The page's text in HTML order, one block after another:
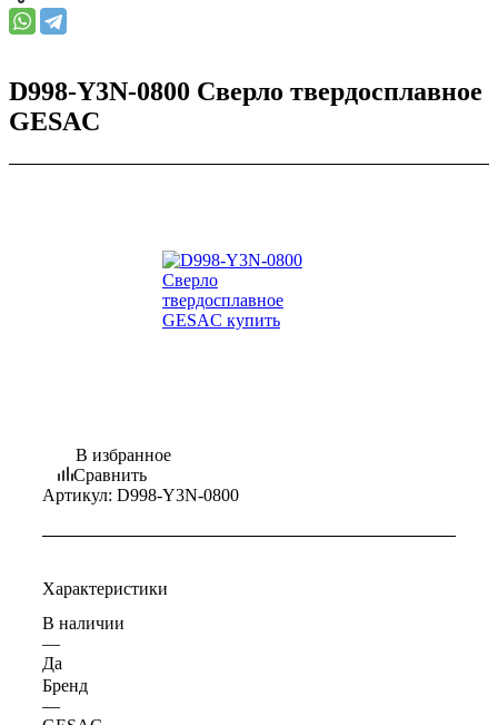
D998-Y3N-0800 Сверло твердосплавное
GESAC
В избранное
Сравнить
Артикул: D998-Y3N-0800
Характеристики
В наличии
—
Да
Бренд
—